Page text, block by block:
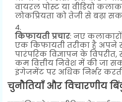
वायरल पोस्ट या वीडियो
लोकप्रियता को तेजी से बढ़ा
किफायती प्रचार: नए
एक किफायती तरीका है अपने
पारंपरिक विज्ञापन के विपरीत,
कम वित्तीय निवेश में की जा
इंगेजमेंट पर अधिक निर्भर
चुनौतियाँ और विचारणीय